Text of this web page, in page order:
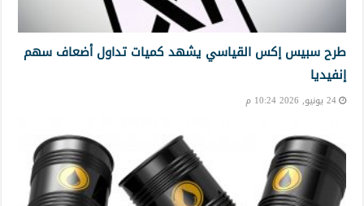
طرح سبيس إكس القياسي يشهد كميات تداول أضعاف سهم
إنفيديا
24 يونيو, 2026 10:24 م